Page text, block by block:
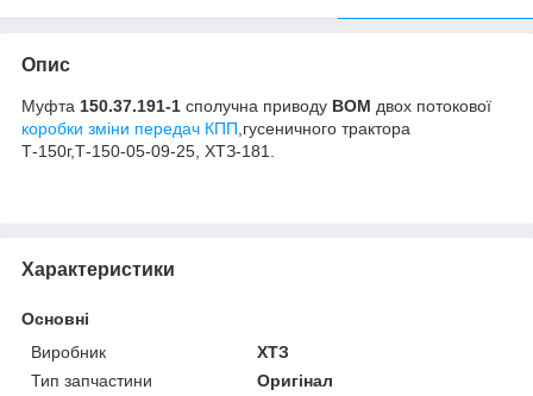
Опис
Муфта 150.37.191-1 сполучна приводу ВОМ двох потокової
коробки зміни передач КПП ,гусеничного трактора
Т-150г,Т-150-05-09-25, ХТЗ-181.
Характеристики
Основні
Виробник
ХТЗ
Тип запчастини
Оригінал